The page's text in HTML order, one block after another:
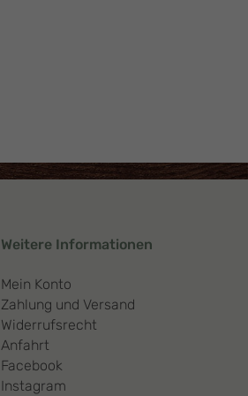
Weitere Informationen
Mein Konto
Zahlung und Versand
Widerrufsrecht
Anfahrt
Facebook
Instagram